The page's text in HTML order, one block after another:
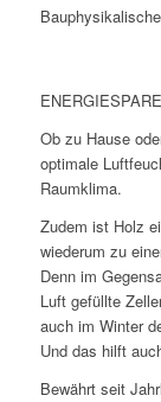
Ob zu Hause
optimale
Raumklima.
Zudem ist Holz
wiederum zu
Denn im
Luft gefüllte
auch im Winter
Und das hilft
Bewährt seit